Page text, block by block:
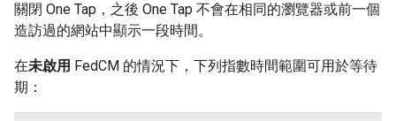
關閉 One Tap，之後 One Tap 不會在相同的瀏覽器或前一個
造訪過的網站中顯示一段時間。
在未啟用 FedCM 的情況下，下列指數時間範圍可用於等待
期：